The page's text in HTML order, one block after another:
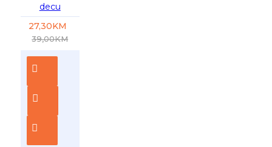
decu
27,30KM
39,00KM